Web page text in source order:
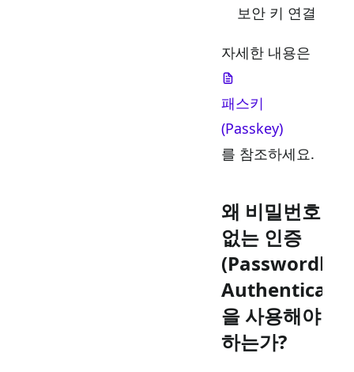
보안 키 연결
자세한 내용은
패스키
(Passkey)
를 참조하세요.
왜 비밀번호
없는 인증
(Passwordless
을 사용해야
하는가?